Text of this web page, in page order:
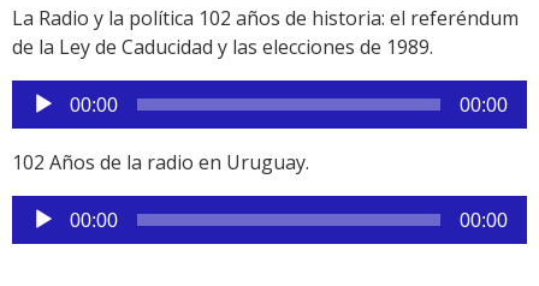
Link
La Radio y la política 102 años de historia: el referéndum
de la Ley de Caducidad y las elecciones de 1989.
Reproductor
de
audio
00:00 00:00
102 Años de la radio en Uruguay.
Reproductor
de
00:00 00:00